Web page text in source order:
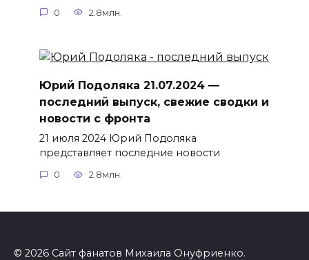
0 2.8млн.
Юрий Подоляка 21.07.2024 —
последний выпуск, свежие сводки и
новости с фронта
21 июля 2024 Юрий Подоляка
представляет последние новости
0 2.8млн.
© 2026 Сайт фанатов Михаила Онуфриенко.